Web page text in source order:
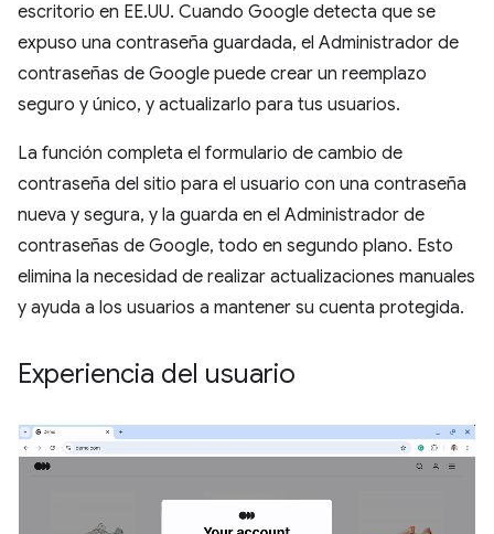
escritorio en EE.UU. Cuando Google detecta que se
expuso una contraseña guardada, el Administrador de
contraseñas de Google puede crear un reemplazo
seguro y único, y actualizarlo para tus usuarios.
La función completa el formulario de cambio de
contraseña del sitio para el usuario con una contraseña
nueva y segura, y la guarda en el Administrador de
contraseñas de Google, todo en segundo plano. Esto
elimina la necesidad de realizar actualizaciones manuales
y ayuda a los usuarios a mantener su cuenta protegida.
Experiencia del usuario